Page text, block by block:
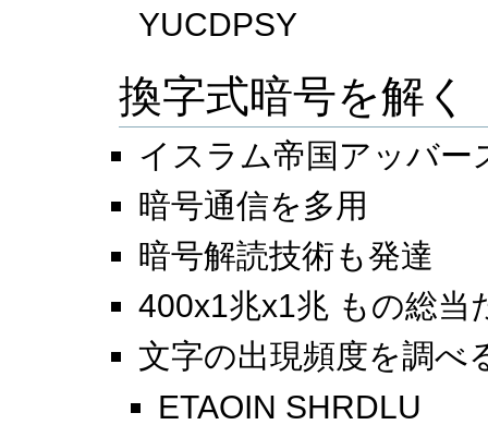
YUCDPSY
換字式暗号を解く
イスラム帝国アッバー
暗号通信を多用
暗号解読技術も発達
400x1兆x1兆 もの総当
文字の出現頻度を調べ
ETAOIN SHRDLU